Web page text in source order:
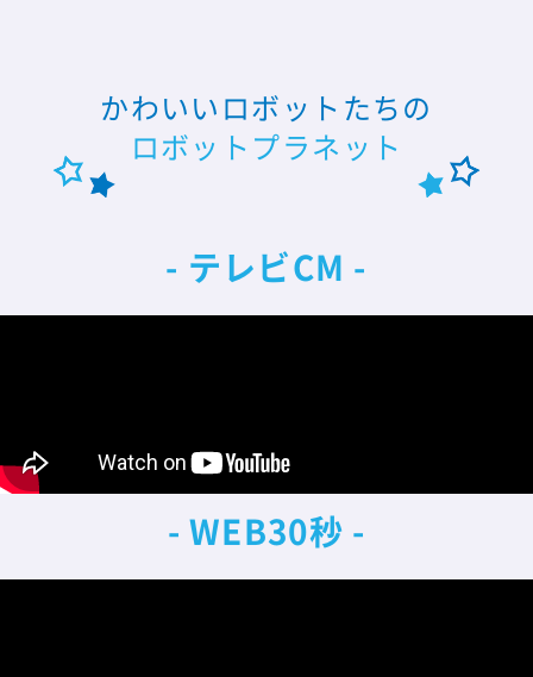
かわいいロボットたちの
ロボットプラネット
- テレビCM -
- WEB30秒 -